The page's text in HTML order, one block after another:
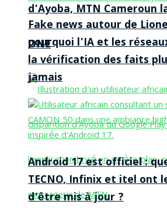
d’Ayoba, MTN Cameroun
ONE
Fake news autour de
pourquoi l’IA et les
la vérification des faits
jamais
Android 17 est officiel :
TECNO, Infinix et itel ont
d’être mis à jour ?